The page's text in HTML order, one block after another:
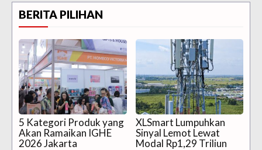
BERITA PILIHAN
5 Kategori Produk yang
Akan Ramaikan IGHE
2026 Jakarta
XLSmart Lumpuhkan
Sinyal Lemot Lewat
Modal Rp1,29 Triliun